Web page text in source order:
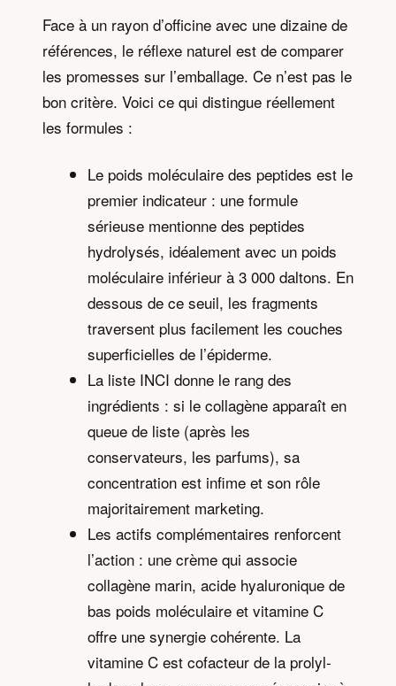
Face à un rayon d’officine avec une dizaine de
références, le réflexe naturel est de comparer
les promesses sur l’emballage. Ce n’est pas le
bon critère. Voici ce qui distingue réellement
les formules :
Le poids moléculaire des peptides est le
premier indicateur : une formule
sérieuse mentionne des peptides
hydrolysés, idéalement avec un poids
moléculaire inférieur à 3 000 daltons. En
dessous de ce seuil, les fragments
traversent plus facilement les couches
superficielles de l’épiderme.
La liste INCI donne le rang des
ingrédients : si le collagène apparaît en
queue de liste (après les
conservateurs, les parfums), sa
concentration est infime et son rôle
majoritairement marketing.
Les actifs complémentaires renforcent
l’action : une crème qui associe
collagène marin, acide hyaluronique de
bas poids moléculaire et vitamine C
offre une synergie cohérente. La
vitamine C est cofacteur de la prolyl-